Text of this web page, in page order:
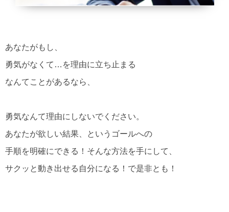
あなたがもし、
勇気がなくて…を理由に立ち止まる
なんてことがあるなら、
勇気なんて理由にしないでください。
あなたが欲しい結果、というゴールへの
手順を明確にできる！そんな方法を手にして、
サクッと動き出せる自分になる！で是非とも！